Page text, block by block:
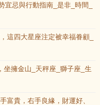
忌與行動指南_是非_時間_
這四大星座注定被幸福眷顧_
坐擁金山_天秤座_獅子座_生
富貴，右手良緣，財運好、